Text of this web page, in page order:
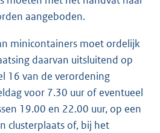
aangeboden.
minicontainers moet ordelijk
daarvan uitsluitend op
16 van de verordening
voor 7.30 uur of eventueel
19.00 en 22.00 uur, op een
clusterplaats of, bij het